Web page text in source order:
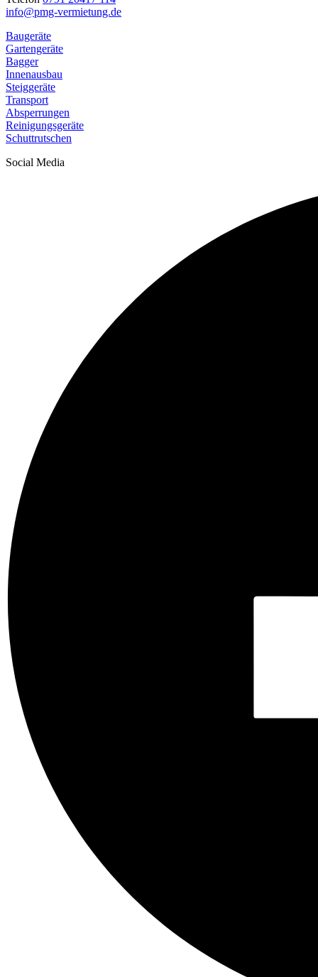
info@pmg-vermietung.de
Baugeräte
Gartengeräte
Bagger
Innenausbau
Steiggeräte
Transport
Absperrungen
Reinigungsgeräte
Schuttrutschen
Social Media